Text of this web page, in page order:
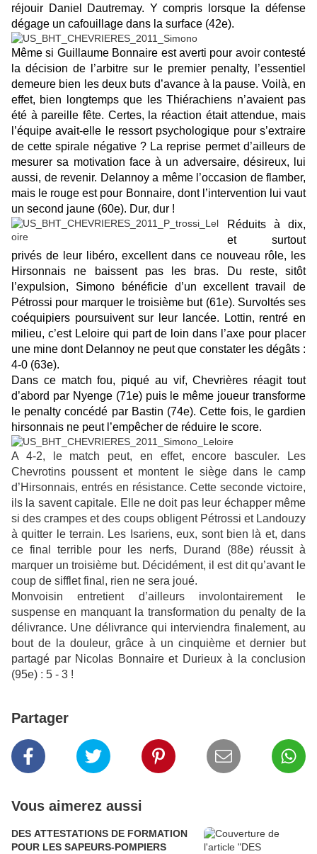
réjouir Daniel Dautremay. Y compris lorsque la défense
dégage un cafouillage dans la surface (42e).
Même si Guillaume Bonnaire est averti pour avoir contesté
la décision de l’arbitre sur le premier penalty, l’essentiel
demeure bien les deux buts d’avance à la pause. Voilà, en
effet, bien longtemps que les Thiérachiens n’avaient pas
été à pareille fête. Certes, la réaction était attendue, mais
l’équipe avait-elle le ressort psychologique pour s’extraire
de cette spirale négative ? La reprise permet d’ailleurs de
mesurer sa motivation face à un adversaire, désireux, lui
aussi, de revenir. Delannoy a même l’occasion de flamber,
mais le rouge est pour Bonnaire, dont l’intervention lui vaut
un second jaune (60e). Dur, dur !
Réduits à dix,
et surtout
privés de leur libéro, excellent dans ce nouveau rôle, les
Hirsonnais ne baissent pas les bras. Du reste, sitôt
l’expulsion, Simono bénéficie d’un excellent travail de
Pétrossi pour marquer le troisième but (61e). Survoltés ses
coéquipiers poursuivent sur leur lancée. Lottin, rentré en
milieu, c’est Leloire qui part de loin dans l’axe pour placer
une mine dont Delannoy ne peut que constater les dégâts :
4-0 (63e).
Dans ce match fou, piqué au vif, Chevrières réagit tout
d’abord par Nyenge (71e) puis le même joueur transforme
le penalty concédé par Bastin (74e). Cette fois, le gardien
hirsonnais ne peut l’empêcher de réduire le score.
A 4-2, le match peut, en effet, encore basculer. Les
Chevrotins poussent et montent le siège dans le camp
d’Hirsonnais, entrés en résistance. Cette seconde victoire,
ils la savent capitale. Elle ne doit pas leur échapper même
si des crampes et des coups obligent Pétrossi et Landouzy
à quitter le terrain. Les Isariens, eux, sont bien là et, dans
ce final terrible pour les nerfs, Durand (88e) réussit à
marquer un troisième but. Décidément, il est dit qu’avant le
coup de sifflet final, rien ne sera joué.
Monvoisin entretient d’ailleurs involontairement le
suspense en manquant la transformation du penalty de la
délivrance. Une délivrance qui interviendra finalement, au
bout de la douleur, grâce à un cinquième et dernier but
partagé par Nicolas Bonnaire et Durieux à la conclusion
(95e) : 5 - 3 !
Partager
Vous aimerez aussi
DES ATTESTATIONS DE FORMATION
POUR LES SAPEURS-POMPIERS